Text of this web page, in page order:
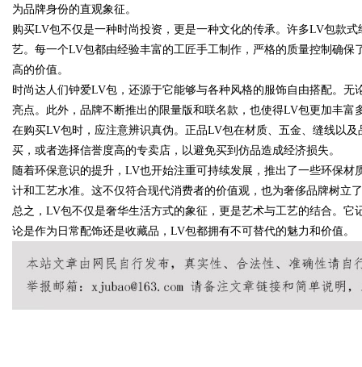
uz
!
为品牌身份的直观象征。
购买LV包不仅是一种时尚投资，更是一种文化的传承。许多LV包款
艺。每一个LV包都由经验丰富的工匠手工制作，严格的质量控制确
高的价值。
时尚达人们钟爱LV包，还源于它能够与各种风格的服饰自由搭配。
亮点。此外，品牌不断推出的限量版和联名款，也使得LV包更加丰富
在购买LV包时，应注意辨识真伪。正品LV包在材质、五金、缝线以
买，或者选择信誉度高的专卖店，以避免买到仿品造成经济损失。
随着环保意识的提升，LV也开始注重可持续发展，推出了一些环保
计和工艺水准。这不仅符合现代消费者的价值观，也为奢侈品牌树立
总之，LV包不仅是奢华生活方式的象征，更是艺术与工艺的结合。
论是作为日常配饰还是收藏品，LV包都拥有不可替代的魅力和价值。